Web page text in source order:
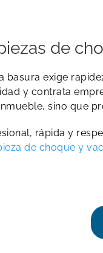
de
basura exige
y contrata
sino que
rápida y
de choque y